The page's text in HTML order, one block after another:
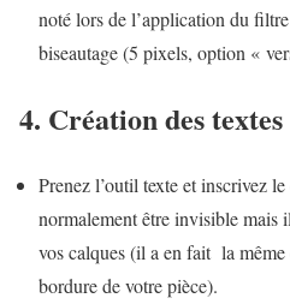
noté lors de l’application du
biseautage (5 pixels, option «
4. Création des textes
Prenez l’outil texte et inscrivez
normalement être invisible mais
vos calques (il a en fait la
bordure de votre pièce).